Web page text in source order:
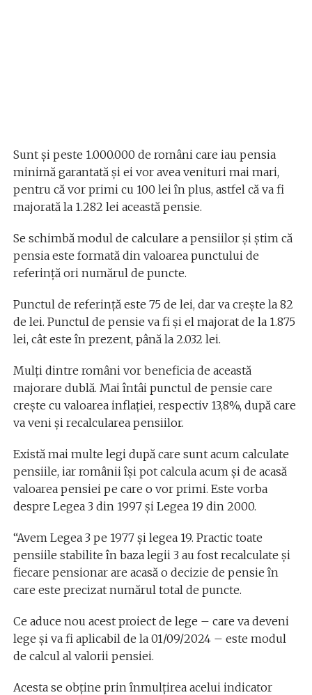
Sunt și peste 1.000.000 de români care iau pensia
minimă garantată și ei vor avea venituri mai mari,
pentru că vor primi cu 100 lei în plus, astfel că va fi
majorată la 1.282 lei această pensie.
Se schimbă modul de calculare a pensiilor și știm că
pensia este formată din valoarea punctului de
referință ori numărul de puncte.
Punctul de referință este 75 de lei, dar va crește la 82
de lei. Punctul de pensie va fi și el majorat de la 1.875
lei, cât este în prezent, până la 2.032 lei.
Mulți dintre români vor beneficia de această
majorare dublă. Mai întâi punctul de pensie care
crește cu valoarea inflației, respectiv 13,8%, după care
va veni și recalcularea pensiilor.
Există mai multe legi după care sunt acum calculate
pensiile, iar românii îşi pot calcula acum şi de acasă
valoarea pensiei pe care o vor primi. Este vorba
despre Legea 3 din 1997 şi Legea 19 din 2000.
“Avem Legea 3 pe 1977 și legea 19. Practic toate
pensiile stabilite în baza legii 3 au fost recalculate și
fiecare pensionar are acasă o decizie de pensie în
care este precizat numărul total de puncte.
Ce aduce nou acest proiect de lege – care va deveni
lege și va fi aplicabil de la 01/09/2024 – este modul
de calcul al valorii pensiei.
Acesta se obține prin înmulțirea acelui indicator